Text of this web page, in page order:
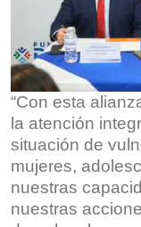
“Con esta
la atención
situación de
mujeres,
nuestras
nuestras